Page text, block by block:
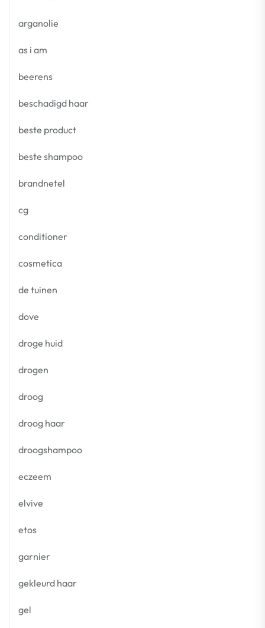
arganolie
as i am
beerens
beschadigd haar
beste product
beste shampoo
brandnetel
cg
conditioner
cosmetica
de tuinen
dove
droge huid
drogen
droog
droog haar
droogshampoo
eczeem
elvive
etos
garnier
gekleurd haar
gel